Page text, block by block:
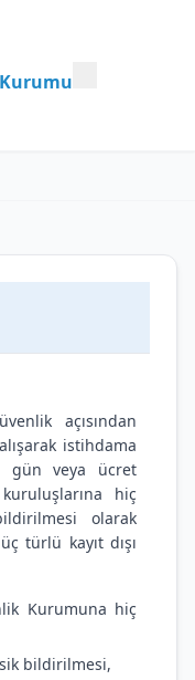
açısından
istihdama
gün veya ücret
hiç
olarak
türlü kayıt dışı
Kurumuna hiç
bildirilmesi,